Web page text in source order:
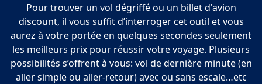
Pour trouver un vol dégriffé ou un billet d'avion
discount, il vous suffit d’interroger cet outil et vous
aurez à votre portée en quelques secondes seulement
les meilleurs prix pour réussir votre voyage. Plusieurs
possibilités s’offrent à vous: vol de dernière minute (en
aller simple ou aller-retour) avec ou sans escale…etc